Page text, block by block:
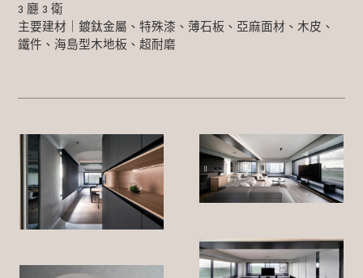
3 廳 3 衛
主要建材｜鍍鈦金屬、特殊漆、薄石板、亞麻面材、木皮、
鐵件、海島型木地板、超耐磨